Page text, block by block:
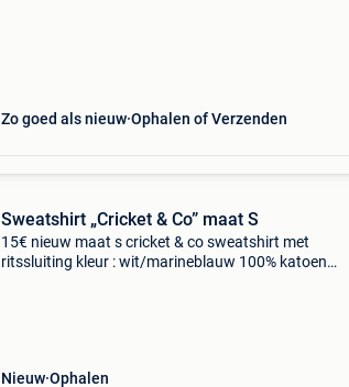
Zo goed als nieuw Ophalen of Verzenden
Sweatshirt „Cricket & Co” maat S
15€ nieuw maat s cricket & co sweatshirt met
ritssluiting kleur : wit/marineblauw 100% katoen
Nieuw Ophalen